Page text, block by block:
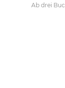
Ab drei